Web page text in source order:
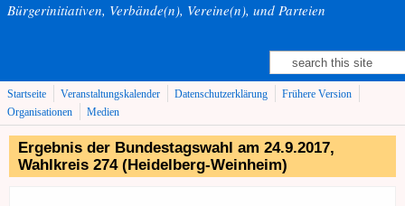
Bürgerinitiativen, Verbände(n), Vereine(n), und Parteien
Suchformular
Suche
Startseite Veranstaltungskalender Datenschutzerklärung
Frühere Version
Organisationen
Medien
Ergebnis der Bundestagswahl am 24.9.2017,
Wahlkreis 274 (Heidelberg-Weinheim)